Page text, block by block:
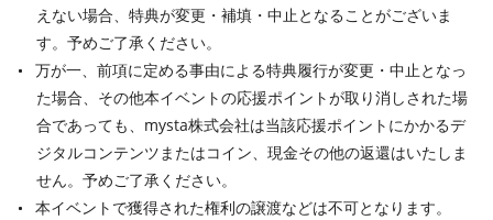
えない場合、特典が変更・補填・中止となることがございま
す。予めご了承ください。
万が一、前項に定める事由による特典履行が変更・中止となっ
た場合、その他本イベントの応援ポイントが取り消しされた場
合であっても、mysta株式会社は当該応援ポイントにかかるデ
ジタルコンテンツまたはコイン、現金その他の返還はいたしま
せん。予めご了承ください。
本イベントで獲得された権利の譲渡などは不可となります。